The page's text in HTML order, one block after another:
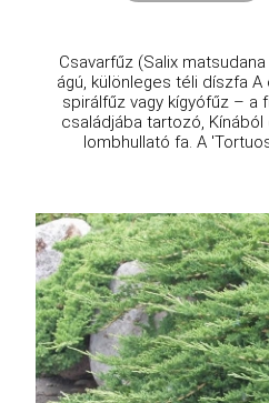
Csavarfűz (Salix
ágú, különleges téli díszfa
spirálfűz vagy kígyófűz – a
családjába tartozó,
lombhullató fa. A